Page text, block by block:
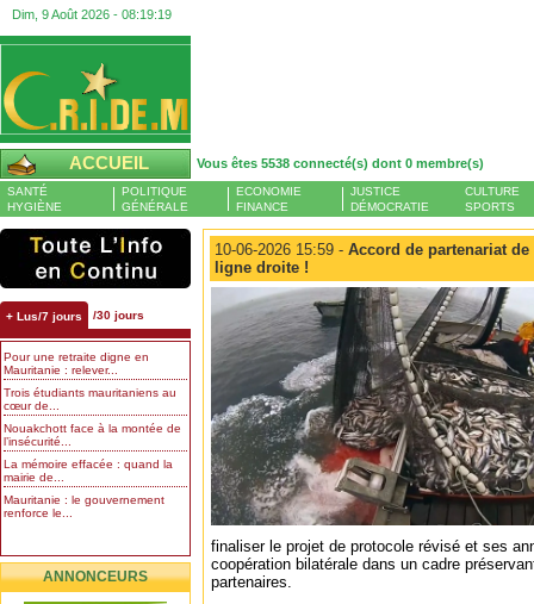
Dim, 9 Août 2026 - 08:19:20
ACCUEIL Vous êtes 5538 connecté(s) dont 0 membre(s)
SANTÉ
HYGIÈNE
POLITIQUE
GÉNÉRALE
ECONOMIE
FINANCE
JUSTICE
DÉMOCRATIE
CULTURE
SPORTS
+ Lus/7 jours /30 jours
Pour une retraite digne en
Mauritanie : relever...
Trois étudiants mauritaniens au
cœur de...
Nouakchott face à la montée de
l’insécurité...
La mémoire effacée : quand la
mairie de...
Mauritanie : le gouvernement
renforce le...
ANNONCEURS
10-06-2026 15:59 - Accord de partenariat
ligne droite !
finaliser le projet de protocole révisé et ses
coopération bilatérale dans un cadre
partenaires.